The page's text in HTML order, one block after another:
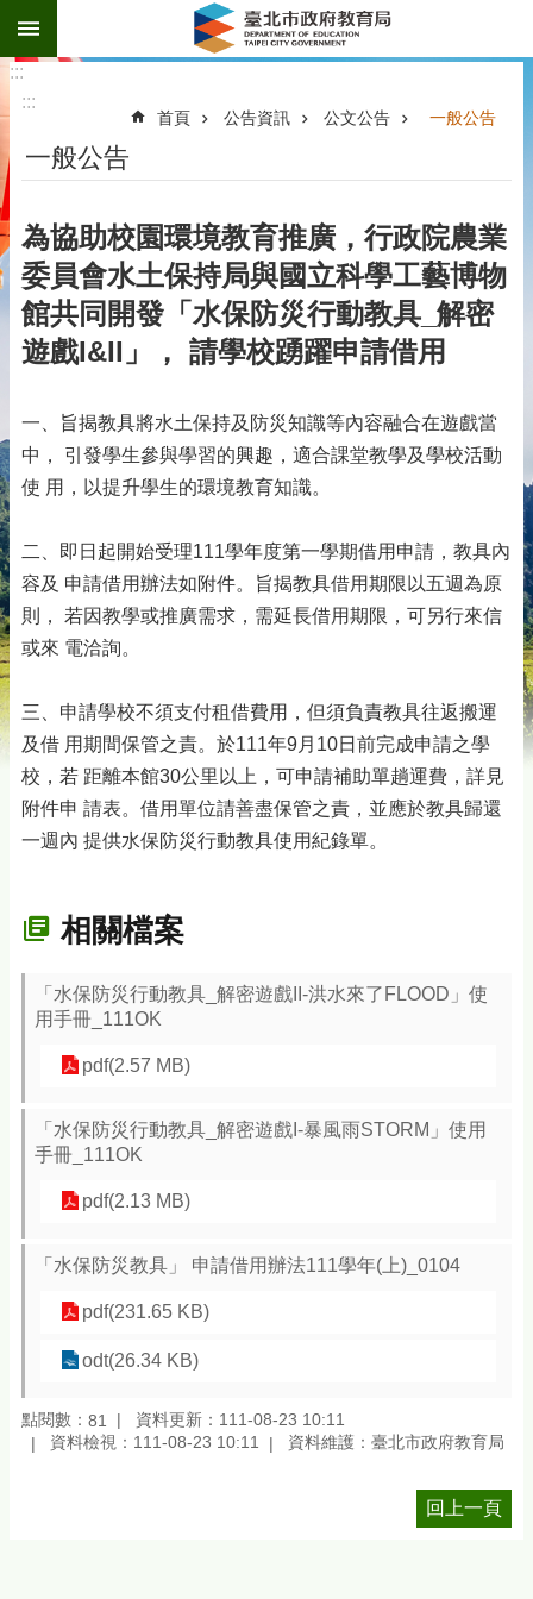
跳到主要內容區塊
:::
:::
首頁 公告資訊 公文公告 一般公告
一般公告
為協助校園環境教育推廣，行政院農業
委員會水土保持局與國立科學工藝博物
館共同開發「水保防災行動教具_解密
遊戲I&II」， 請學校踴躍申請借用
一、旨揭教具將水土保持及防災知識等內容融合在遊戲當
中， 引發學生參與學習的興趣，適合課堂教學及學校活動
使 用，以提升學生的環境教育知識。
二、即日起開始受理111學年度第一學期借用申請，教具內
容及 申請借用辦法如附件。旨揭教具借用期限以五週為原
則， 若因教學或推廣需求，需延長借用期限，可另行來信
或來 電洽詢。
三、申請學校不須支付租借費用，但須負責教具往返搬運
及借 用期間保管之責。於111年9月10日前完成申請之學
校，若 距離本館30公里以上，可申請補助單趟運費，詳見
附件申 請表。借用單位請善盡保管之責，並應於教具歸還
一週內 提供水保防災行動教具使用紀錄單。
相關檔案
「水保防災行動教具_解密遊戲II-洪水來了FLOOD」使
用手冊_111OK
pdf(2.57 MB)
「水保防災行動教具_解密遊戲I-暴風雨STORM」使用
手冊_111OK
pdf(2.13 MB)
「水保防災教具」 申請借用辦法111學年(上)_0104
pdf(231.65 KB)
odt(26.34 KB)
點閱數： 81
資料更新：111-08-23 10:11
資料檢視：111-08-23 10:11
資料維護：臺北市政府教育局
回上一頁